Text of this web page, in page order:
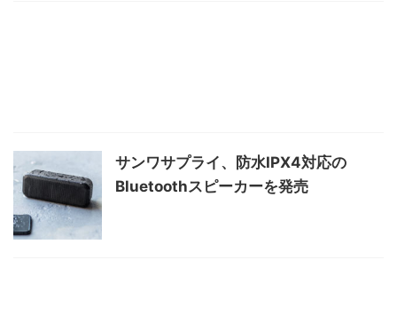
サンワサプライ、防水IPX4対応の
Bluetoothスピーカーを発売